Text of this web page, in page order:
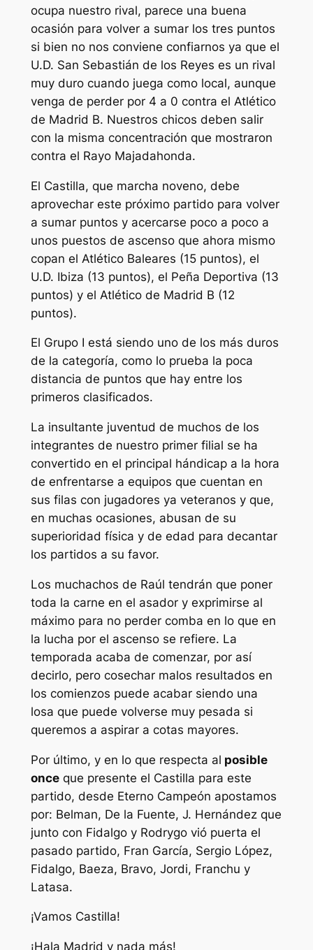
ocupa nuestro rival, parece una buena
ocasión para volver a sumar los tres puntos
si bien no nos conviene confiarnos ya que el
U.D. San Sebastián de los Reyes es un rival
muy duro cuando juega como local, aunque
venga de perder por 4 a 0 contra el Atlético
de Madrid B. Nuestros chicos deben salir
con la misma concentración que mostraron
contra el Rayo Majadahonda.
El Castilla, que marcha noveno, debe
aprovechar este próximo partido para volver
a sumar puntos y acercarse poco a poco a
unos puestos de ascenso que ahora mismo
copan el Atlético Baleares (15 puntos), el
U.D. Ibiza (13 puntos), el Peña Deportiva (13
puntos) y el Atlético de Madrid B (12
puntos).
El Grupo I está siendo uno de los más duros
de la categoría, como lo prueba la poca
distancia de puntos que hay entre los
primeros clasificados.
La insultante juventud de muchos de los
integrantes de nuestro primer filial se ha
convertido en el principal hándicap a la hora
de enfrentarse a equipos que cuentan en
sus filas con jugadores ya veteranos y que,
en muchas ocasiones, abusan de su
superioridad física y de edad para decantar
los partidos a su favor.
Los muchachos de Raúl tendrán que poner
toda la carne en el asador y exprimirse al
máximo para no perder comba en lo que en
la lucha por el ascenso se refiere. La
temporada acaba de comenzar, por así
decirlo, pero cosechar malos resultados en
los comienzos puede acabar siendo una
losa que puede volverse muy pesada si
queremos a aspirar a cotas mayores.
Por último, y en lo que respecta al posible
onceque presente el Castilla para este
partido, desde Eterno Campeón apostamos
por: Belman, De la Fuente, J. Hernández que
junto con Fidalgo y Rodrygo vió puerta el
pasado partido, Fran García, Sergio López,
Fidalgo, Baeza, Bravo, Jordi, Franchu y
Latasa.
¡Vamos Castilla!
¡Hala Madrid y nada más!